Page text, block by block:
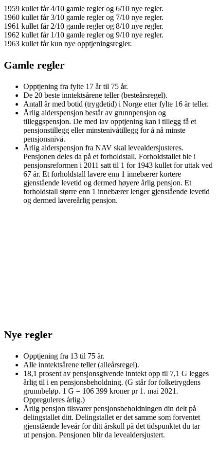
1959 kullet får 4/10 gamle regler og 6/10 nye regler.
1960 kullet får 3/10 gamle regler og 7/10 nye regler.
1961 kullet får 2/10 gamle regler og 8/10 nye regler.
1962 kullet får 1/10 gamle regler og 9/10 nye regler.
1963 kullet får kun nye opptjeningsregler.
Gamle regler
Opptjening fra fylte 17 år til 75 år.
De 20 beste inntektsårene teller (besteårsregel).
Antall år med botid (trygdetid) i Norge etter fylte 16 år teller.
Årlig alderspensjon består av grunnpensjon og
tilleggspensjon. De med lav opptjening kan i tillegg få et
pensjonstillegg eller minstenivåtillegg for å nå minste
pensjonsnivå.
Årlig alderspensjon fra NAV skal levealdersjusteres.
Pensjonen deles da på et forholdstall. Forholdstallet ble i
pensjonsreformen i 2011 satt til 1 for 1943 kullet for uttak ved
67 år. Et forholdstall lavere enn 1 innebærer kortere
gjenstående levetid og dermed høyere årlig pensjon. Et
forholdstall større enn 1 innebærer lenger gjenstående levetid
og dermed lavereårlig pensjon.
Nye regler
Opptjening fra 13 til 75 år.
Alle inntektsårene teller (alleårsregel).
18,1 prosent av pensjonsgivende inntekt opp til 7,1 G legges
årlig til i en pensjonsbeholdning. (G står for folketrygdens
grunnbeløp. 1 G = 106 399 kroner pr 1. mai 2021.
Oppreguleres årlig.)
Årlig pensjon tilsvarer pensjonsbeholdningen din delt på
delingstallet ditt. Delingstallet er det samme som forventet
gjenstående leveår for ditt årskull på det tidspunktet du tar
ut pensjon. Pensjonen blir da levealdersjustert.